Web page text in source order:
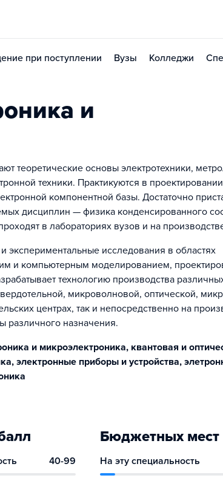
при поступлении Вузы Колледжи
и
теоретические основы электротехники,
техники. Практикуются в проектировании
компонентной базы. Достаточно
дисциплин — физика конденсированного
в лабораториях вузов и на
экспериментальные исследования в областях
и компьютерным моделированием,
технологию производства
микроволновой, оптической,
центрах, так и непосредственно на
различного назначения.
и микроэлектроника, квантовая и
электронные приборы и устройства,
40-99
Бюджетных мест
На эту специальность